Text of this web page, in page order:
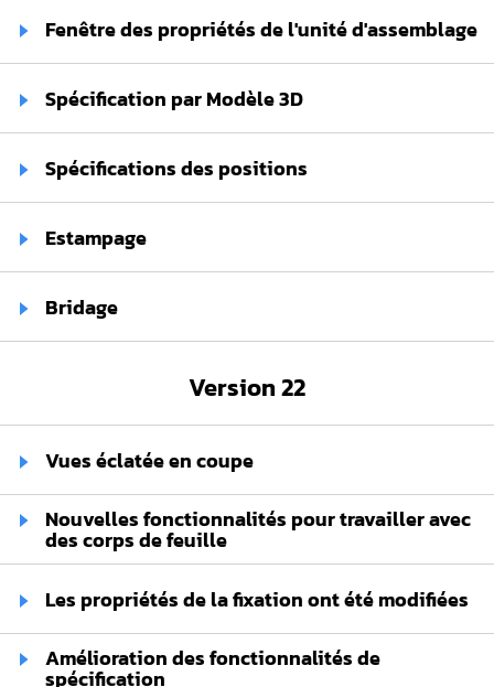
Fenêtre des propriétés de l'unité d'assemblage
Spécification par Modèle 3D
Spécifications des positions
Estampage
Bridage
Version 22
Vues éclatée en coupe
Nouvelles fonctionnalités pour travailler avec
des corps de feuille
Les propriétés de la fixation ont été modifiées
Amélioration des fonctionnalités de
spécification